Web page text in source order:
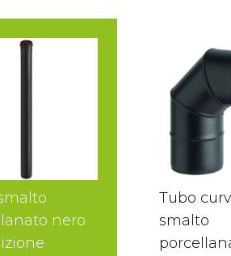
nero
Tubo
smalto